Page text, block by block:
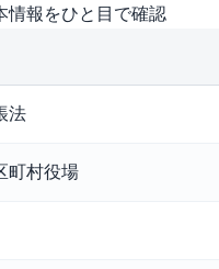
情報をひと目で確認
法
町村役場